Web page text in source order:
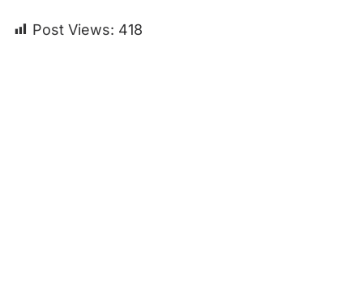
Post Views: 418